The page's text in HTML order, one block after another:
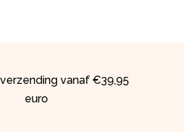
vanaf €39,95
euro